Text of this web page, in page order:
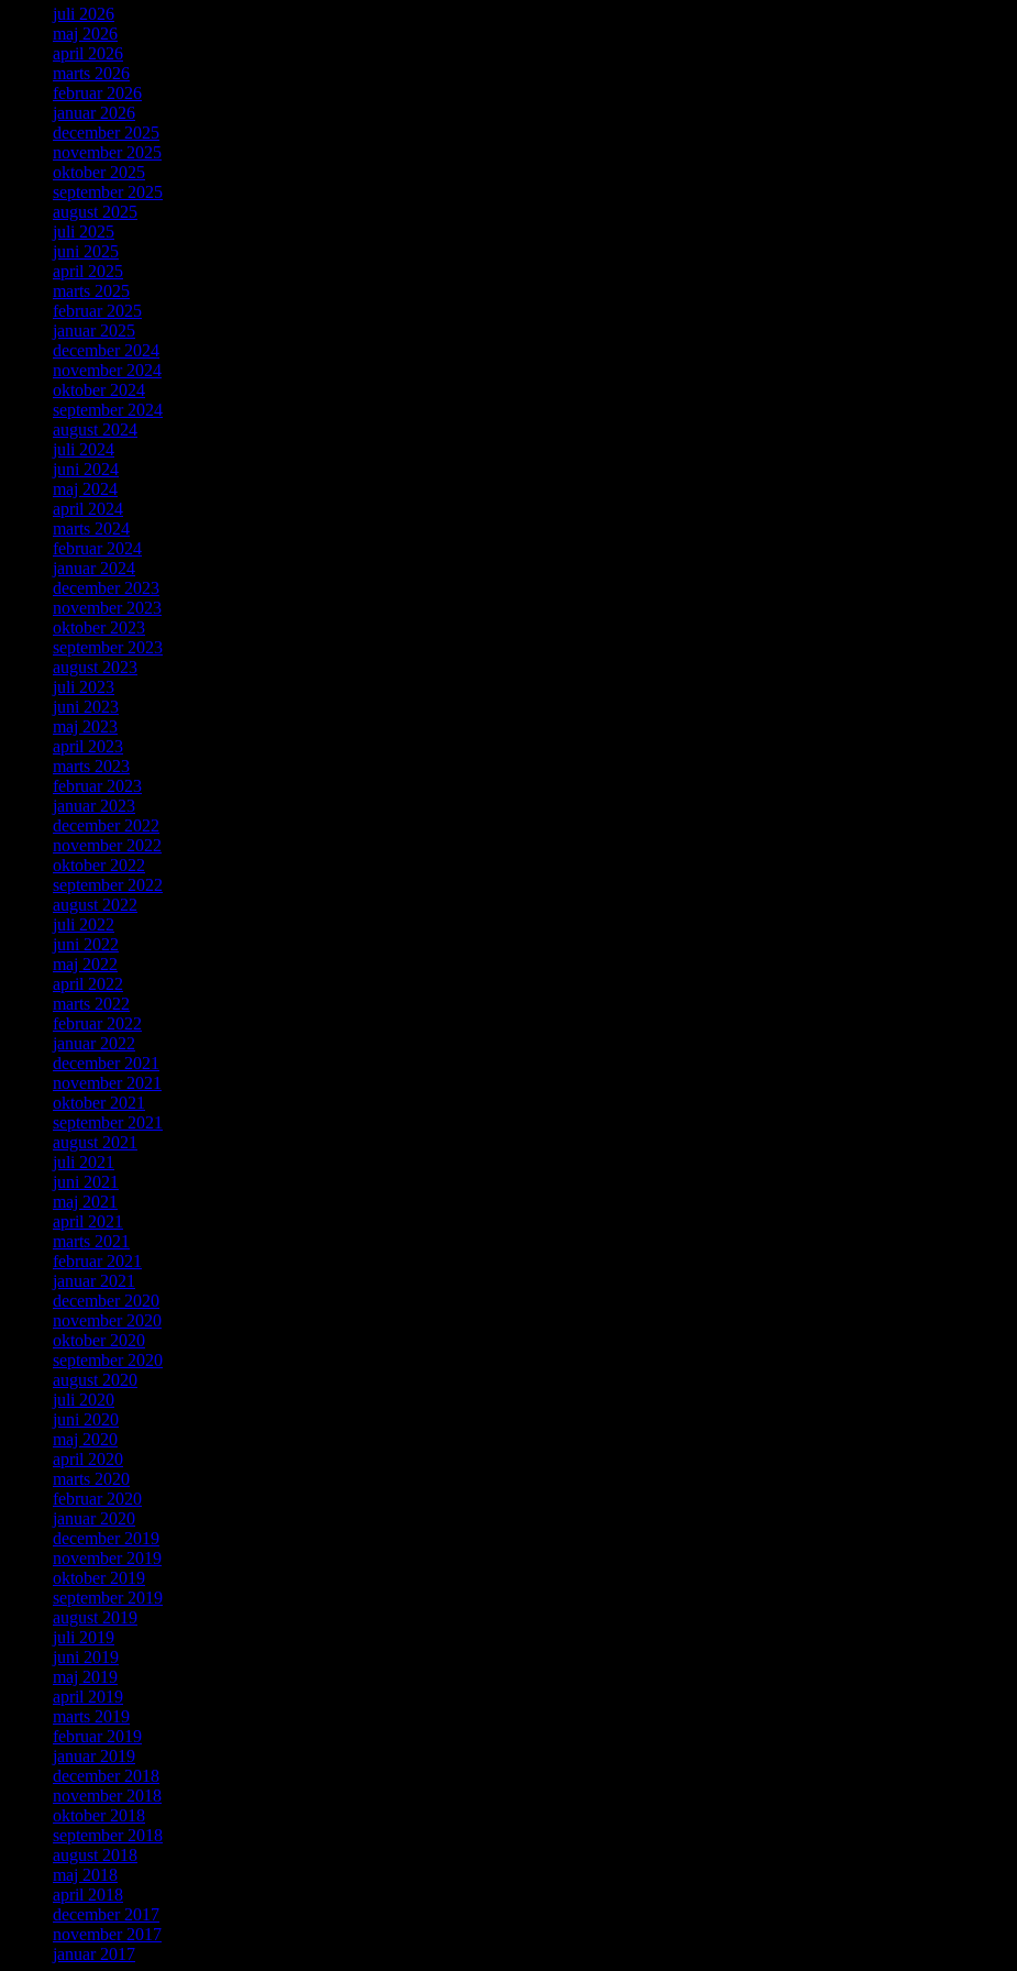
juli 2026
maj 2026
april 2026
marts 2026
februar 2026
januar 2026
december 2025
november 2025
oktober 2025
september 2025
august 2025
juli 2025
juni 2025
april 2025
marts 2025
februar 2025
januar 2025
december 2024
november 2024
oktober 2024
september 2024
august 2024
juli 2024
juni 2024
maj 2024
april 2024
marts 2024
februar 2024
januar 2024
december 2023
november 2023
oktober 2023
september 2023
august 2023
juli 2023
juni 2023
maj 2023
april 2023
marts 2023
februar 2023
januar 2023
december 2022
november 2022
oktober 2022
september 2022
august 2022
juli 2022
juni 2022
maj 2022
april 2022
marts 2022
februar 2022
januar 2022
december 2021
november 2021
oktober 2021
september 2021
august 2021
juli 2021
juni 2021
maj 2021
april 2021
marts 2021
februar 2021
januar 2021
december 2020
november 2020
oktober 2020
september 2020
august 2020
juli 2020
juni 2020
maj 2020
april 2020
marts 2020
februar 2020
januar 2020
december 2019
november 2019
oktober 2019
september 2019
august 2019
juli 2019
juni 2019
maj 2019
april 2019
marts 2019
februar 2019
januar 2019
december 2018
november 2018
oktober 2018
september 2018
august 2018
maj 2018
april 2018
december 2017
november 2017
januar 2017